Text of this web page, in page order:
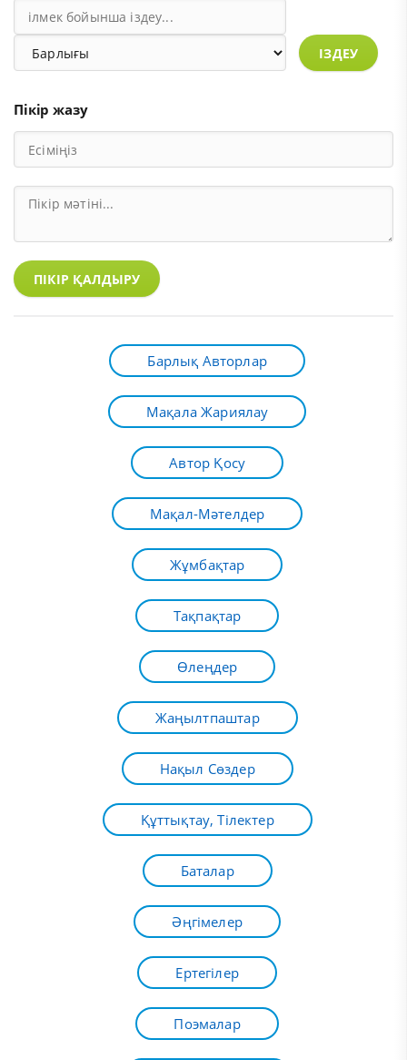
ІЗДЕУ
Пікір жазу
ПІКІР ҚАЛДЫРУ
Барлық Авторлар
Мақала Жариялау
Автор Қосу
Мақал-Мәтелдер
Жұмбақтар
Тақпақтар
Өлеңдер
Жаңылтпаштар
Нақыл Сөздер
Құттықтау, Тілектер
Баталар
Әңгімелер
Ертегілер
Поэмалар